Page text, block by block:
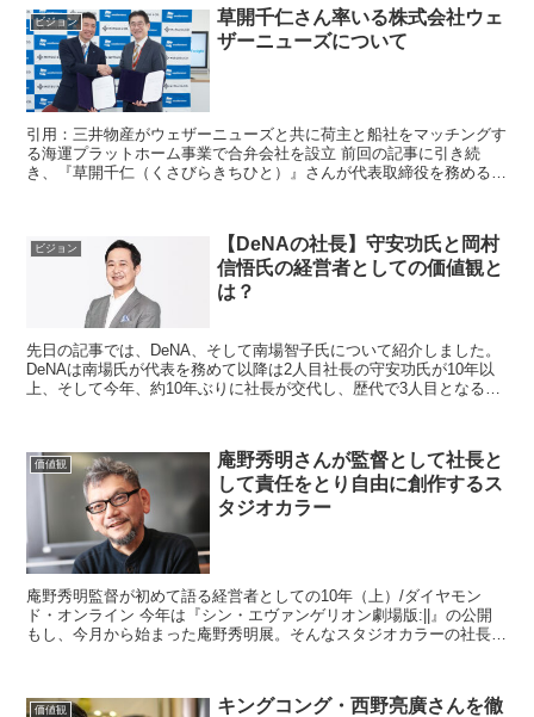
ビジョン
草開千仁さん率いる株式会社ウェ
ザーニューズについて
引用：三井物産がウェザーニューズと共に荷主と船社をマッチングす
る海運プラットホーム事業で合弁会社を設立 前回の記事に引き続
き、『草開千仁（くさびらきちひと）』さんが代表取締役を務める株
ビジョン
【DeNAの社長】守安功氏と岡村
信悟氏の経営者としての価値観と
は？
先日の記事では、DeNA、そして南場智子氏について紹介しました。
DeNAは南場氏が代表を務めて以降は2人目社長の守安功氏が10年以
上、そして今年、約10年ぶりに社長が交代し、歴代で3人目となる岡
価値観
庵野秀明さんが監督として社長と
して責任をとり自由に創作するス
タジオカラー
庵野秀明監督が初めて語る経営者としての10年（上）/ダイヤモン
ド・オンライン 今年は『シン・エヴァンゲリオン劇場版:||』の公開
もし、今月から始まった庵野秀明展。そんなスタジオカラーの社長で
価値観
キングコング・西野亮廣さんを徹